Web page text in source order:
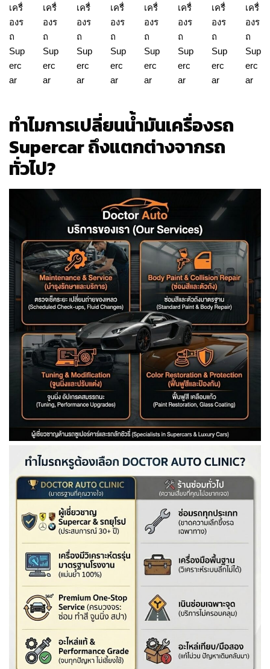
ทำไมการเปลี่ยนน้ำมันเครื่องรถ
Supercar ถึงแตกต่างจากรถ
ทั่วไป?